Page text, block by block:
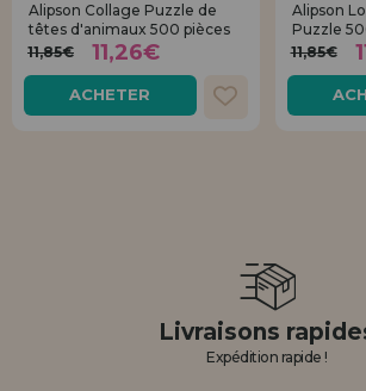
Alipson Collage Puzzle de
têtes d'animaux 500 pièces
11,85€
11,26€
ACHETER
Alipson
Puzzle
11,85€
Livraisons
Expédition rapide !